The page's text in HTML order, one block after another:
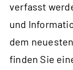
verfasst
und
dem
finden Sie